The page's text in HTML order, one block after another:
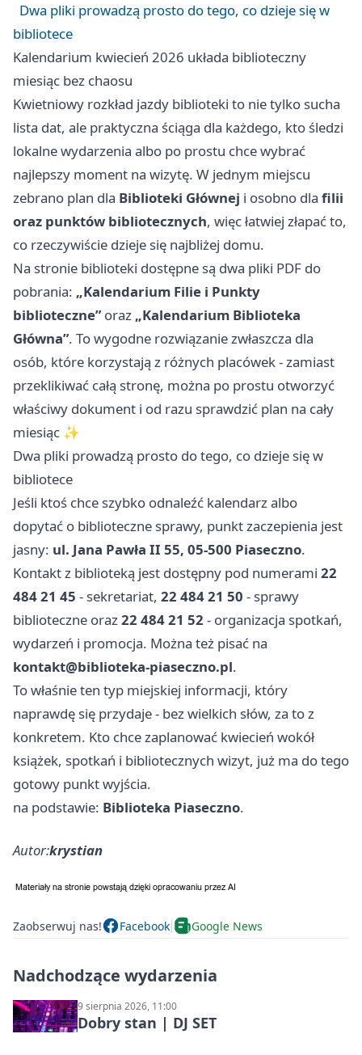
Dwa pliki prowadzą prosto do tego, co dzieje się w
bibliotece
Kalendarium kwiecień 2026 układa biblioteczny
miesiąc bez chaosu
Kwietniowy rozkład jazdy biblioteki to nie tylko sucha
lista dat, ale praktyczna ściąga dla każdego, kto śledzi
lokalne wydarzenia albo po prostu chce wybrać
najlepszy moment na wizytę. W jednym miejscu
zebrano plan dla Biblioteki Głównej i osobno dla filii
oraz punktów bibliotecznych, więc łatwiej złapać to,
co rzeczywiście dzieje się najbliżej domu.
Na stronie biblioteki dostępne są dwa pliki PDF do
pobrania: „Kalendarium Filie i Punkty
biblioteczne”oraz „Kalendarium Biblioteka
Główna”. To wygodne rozwiązanie zwłaszcza dla
osób, które korzystają z różnych placówek - zamiast
przeklikiwać całą stronę, można po prostu otworzyć
właściwy dokument i od razu sprawdzić plan na cały
miesiąc ✨
Dwa pliki prowadzą prosto do tego, co dzieje się w
bibliotece
Jeśli ktoś chce szybko odnaleźć kalendarz albo
dopytać o biblioteczne sprawy, punkt zaczepienia jest
jasny: ul. Jana Pawła II 55, 05-500 Piaseczno.
Kontakt z biblioteką jest dostępny pod numerami 22
484 21 45 - sekretariat, 22 484 21 50 - sprawy
biblioteczne oraz22 484 21 52 - organizacja spotkań,
wydarzeń i promocja. Można też pisać na
kontakt@biblioteka-piaseczno.pl.
To właśnie ten typ miejskiej informacji, który
naprawdę się przydaje - bez wielkich słów, za to z
konkretem. Kto chce zaplanować kwiecień wokół
książek, spotkań i bibliotecznych wizyt, już ma do tego
gotowy punkt wyjścia.
na podstawie: Biblioteka Piaseczno.
Autor:krystian
Zaobserwuj nas! Facebook Google News
Nadchodzące wydarzenia
9 sierpnia 2026, 11:00
Dobry stan | DJ SET